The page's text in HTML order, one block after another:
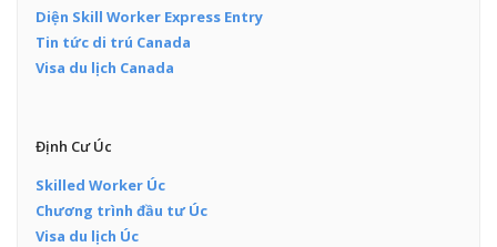
Diện Skill Worker Express Entry
Tin tức di trú Canada
Visa du lịch Canada
Định Cư Úc
Skilled Worker Úc
Chương trình đầu tư Úc
Visa du lịch Úc